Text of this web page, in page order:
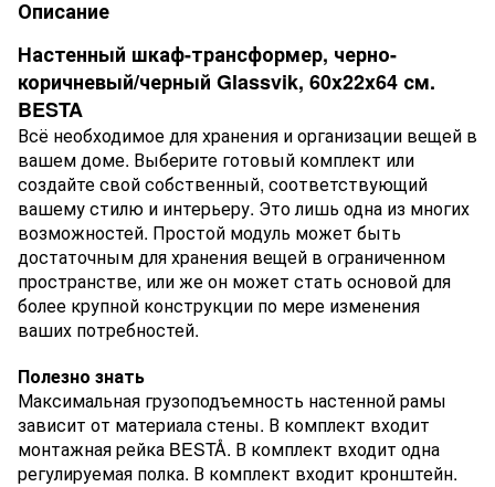
Описание
Настенный шкаф-трансформер, черно-
коричневый/черный Glassvik, 60x22x64 см.
BESTA
Всё необходимое для хранения и организации вещей в
вашем доме. Выберите готовый комплект или
создайте свой собственный, соответствующий
вашему стилю и интерьеру. Это лишь одна из многих
возможностей. Простой модуль может быть
достаточным для хранения вещей в ограниченном
пространстве, или же он может стать основой для
более крупной конструкции по мере изменения
ваших потребностей.
Полезно знать
Максимальная грузоподъемность настенной рамы
зависит от материала стены. В комплект входит
монтажная рейка BESTÅ. В комплект входит одна
регулируемая полка. В комплект входит кронштейн.